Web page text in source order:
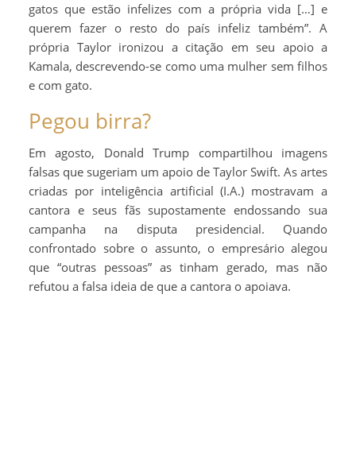
gatos que estão infelizes com a própria vida […] e
querem fazer o resto do país infeliz também”. A
própria Taylor ironizou a citação em seu apoio a
Kamala, descrevendo-se como uma mulher sem filhos
e com gato.
Pegou birra?
Em agosto, Donald Trump compartilhou imagens
falsas que sugeriam um apoio de Taylor Swift. As artes
criadas por inteligência artificial (I.A.) mostravam a
cantora e seus fãs supostamente endossando sua
campanha na disputa presidencial. Quando
confrontado sobre o assunto, o empresário alegou
que “outras pessoas” as tinham gerado, mas não
refutou a falsa ideia de que a cantora o apoiava​.